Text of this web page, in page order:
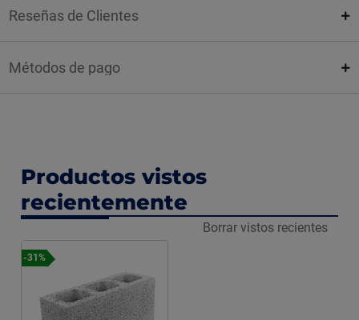
Reseñas de Clientes
Métodos de pago
Productos vistos
recientemente
Borrar vistos recientes
-31%